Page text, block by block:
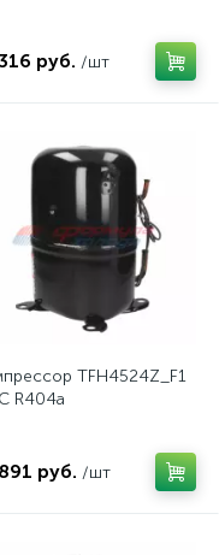
руб. /шт
TFH4524Z_F1
R404a
руб. /шт